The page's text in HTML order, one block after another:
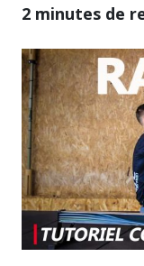
2 minutes de